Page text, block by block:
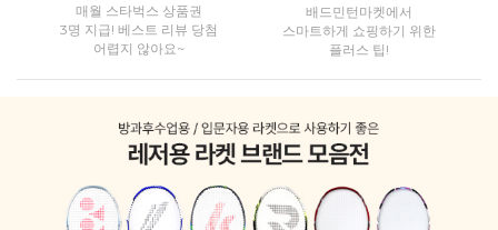
매월 스타벅스 상품권
3명 지급! 베스트 리뷰 당첨
어렵지 않아요~
배드민턴마켓에서
스마트하게 쇼핑하기 위한
플러스 팁!